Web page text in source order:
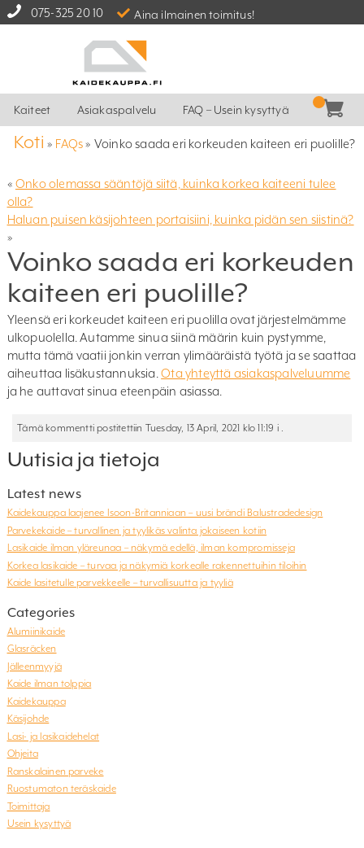
075-325 20 10 Aina ilmainen toimitus!
Kaiteet Asiakaspalvelu FAQ – Usein kysyttyä
Koti » FAQs» Voinko saada eri korkeuden kaiteen eri puolille?
« Onko olemassa sääntöjä siitä, kuinka korkea kaiteeni tulee
olla?
Haluan puisen käsijohteen portaisiini, kuinka pidän sen siistinä?
»
Voinko saada eri korkeuden
kaiteen eri puolille?
Yleensä eri korkeudet kaiteen eri puolilla ovat järjestelmämme
ulkopuolella. Autamme sinua siinä määrin kuin pystymme,
mutta tämä vaatii jonkin verran ylimääräistä työtä ja se saattaa
aiheuttaa lisäkustannuksia.Ota yhteyttä asiakaspalveluumme
ja he auttavat sinua eteenpäin asiassa.
Tämä kommentti postitettiin Tuesday, 13 April, 2021 klo 11:19 i .
Uutisia ja tietoja
Latest news
Kaidekauppa laajenee Isoon-Britanniaan – uusi brändi Balustradedesign
Parvekekaide – turvallinen ja tyylikäs valinta jokaiseen kotiin
Lasikaide ilman yläreunaa – näkymä edellä, ilman kompromisseja
Korkea lasikaide – turvaa ja näkymiä korkealle rakennettuihin tiloihin
Kaide lasitetulle parvekkeelle – turvallisuutta ja tyyliä
Categories
Alumiinikaide
Glasräcken
Jälleenmyyjä
Kaide ilman tolppia
Kaidekauppa
Käsijohde
Lasi- ja lasikaidehelat
Ohjeita
Ranskalainen parveke
Ruostumaton teräskaide
Toimittaja
Usein kysyttyä